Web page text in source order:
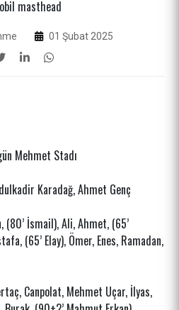
01 Şubat 2025
Mehmet Stadı
Karadağ, Ahmet Genç
(80’ İsmail), Ali, Ahmet, (65’
(65’ Elay), Ömer, Enes, Ramadan,
Canpolat, Mehmet Uçar, İlyas,